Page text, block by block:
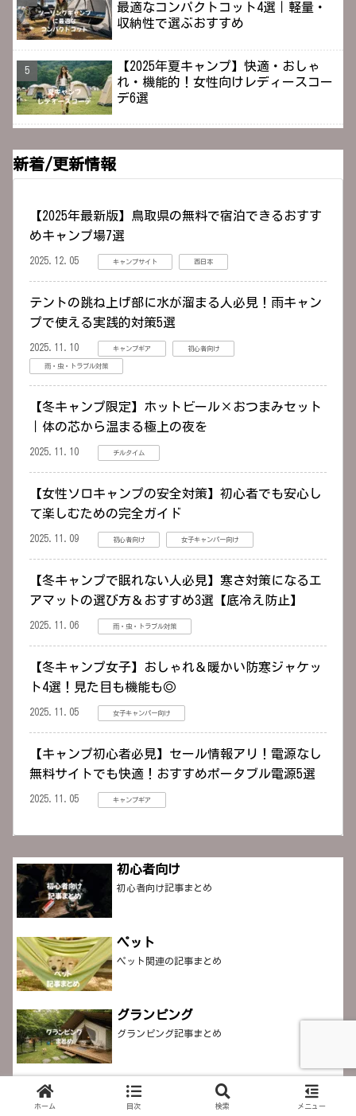
最適なコンパクトコット4選｜軽量・
収納性で選ぶおすすめ
【2025年夏キャンプ】快適・おしゃ
れ・機能的！女性向けレディースコー
デ6選
新着/更新情報
【2025年最新版】鳥取県の無料で宿泊できるおすす
めキャンプ場7選
2025.12.05 キャンプサイト 西日本
テントの跳ね上げ部に水が溜まる人必見！雨キャン
プで使える実践的対策5選
2025.11.10 キャンプギア 初心者向け
雨・虫・トラブル対策
【冬キャンプ限定】ホットビール×おつまみセット
｜体の芯から温まる極上の夜を
2025.11.10 チルタイム
【女性ソロキャンプの安全対策】初心者でも安心し
て楽しむための完全ガイド
2025.11.09 初心者向け 女子キャンパー向け
【冬キャンプで眠れない人必見】寒さ対策になるエ
アマットの選び方＆おすすめ3選【底冷え防止】
2025.11.06 雨・虫・トラブル対策
【冬キャンプ女子】おしゃれ＆暖かい防寒ジャケッ
ト4選！見た目も機能も◎
2025.11.05 女子キャンパー向け
【キャンプ初心者必見】セール情報アリ！電源なし
無料サイトでも快適！おすすめポータブル電源5選
2025.11.05 キャンプギア
初心者向け
初心者向け記事まとめ
ペット
ペット関連の記事まとめ
グランピング
グランピング記事まとめ
女子キャンパー向け
キャンパー女子向け記事まとめ
ホーム 目次 検索 メニュー